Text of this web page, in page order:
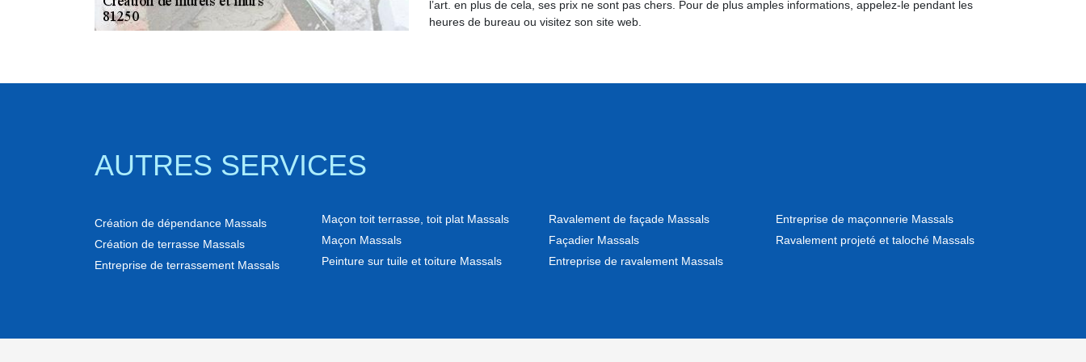
l’art. en plus de cela, ses prix ne sont pas chers. Pour de plus amples informations, appelez-le pendant les
heures de bureau ou visitez son site web.
AUTRES SERVICES
Création de dépendance Massals
Création de terrasse Massals
Entreprise de terrassement Massals
Maçon toit terrasse, toit plat Massals
Maçon Massals
Peinture sur tuile et toiture Massals
Ravalement de façade Massals
Façadier Massals
Entreprise de ravalement Massals
Entreprise de maçonnerie Massals
Ravalement projeté et taloché Massals